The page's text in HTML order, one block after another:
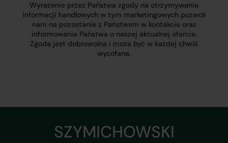
Wyrażenie przez Państwa zgody na otrzymywanie
informacji handlowych w tym marketingowych pozwoli
nam na pozostanie z Państwem w kontakcie oraz
informowanie Państwa o naszej aktualnej ofercie.
Zgoda jest dobrowolna i może być w każdej chwili
wycofana.
SZYMICHOWSKI